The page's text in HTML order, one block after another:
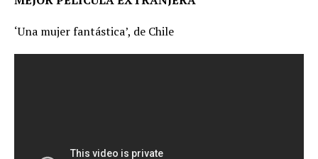
‘Una mujer fantástica’, de Chile